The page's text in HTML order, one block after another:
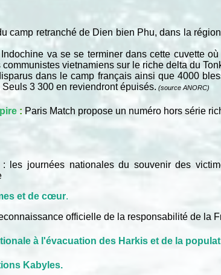
camp retranché de Dien bien Phu, dans la
va se se terminer dans cette cuvette
vietnamiens sur le riche delta du
dans le camp français ainsi que 4000
3 300 en reviendront épuisés. (source ANORC)
: Paris Match propose un numéro hors série
journées nationales du souvenir des
et de cœur.
officielle de la responsabilité de la
à l'évacuation des Harkis et de la
Kabyles.